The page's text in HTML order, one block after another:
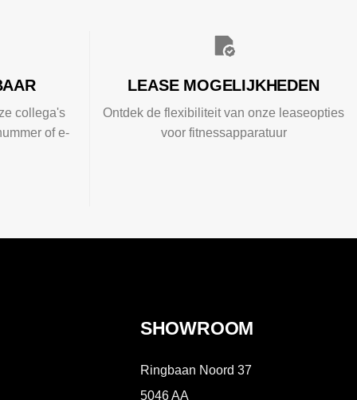
collega's
of e-
LEASE MOGELIJKHEDEN
Ontdek de flexibiliteit van onze leaseopties
voor fitnessapparatuur
SHOWROOM
Ringbaan Noord 37
5046 AA